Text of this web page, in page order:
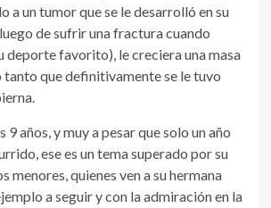
a un tumor que se le desarrolló en su
de sufrir una fractura cuando
deporte favorito), le creciera una masa
tanto que definitivamente se le tuvo
9 años, y muy a pesar que solo un año
ese es un tema superado por su
menores, quienes ven a su hermana
a seguir y con la admiración en la